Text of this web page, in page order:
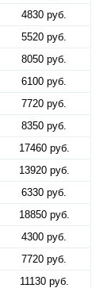
4830 руб.
5520 руб.
8050 руб.
6100 руб.
7720 руб.
8350 руб.
17460 руб.
13920 руб.
6330 руб.
18850 руб.
4300 руб.
7720 руб.
11130 руб.